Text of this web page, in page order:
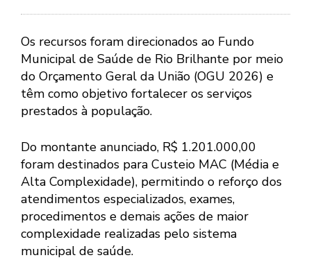
Os recursos foram direcionados ao Fundo
Municipal de Saúde de Rio Brilhante por meio
do Orçamento Geral da União (OGU 2026) e
têm como objetivo fortalecer os serviços
prestados à população.
Do montante anunciado, R$ 1.201.000,00
foram destinados para Custeio MAC (Média e
Alta Complexidade), permitindo o reforço dos
atendimentos especializados, exames,
procedimentos e demais ações de maior
complexidade realizadas pelo sistema
municipal de saúde.